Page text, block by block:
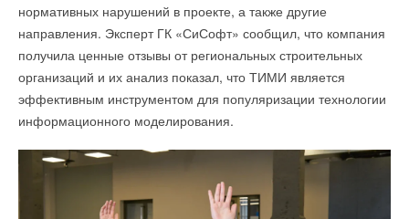
нормативных нарушений в проекте, а также другие
направления. Эксперт ГК «СиСофт» сообщил, что компания
получила ценные отзывы от региональных строительных
организаций и их анализ показал, что ТИМИ является
эффективным инструментом для популяризации технологии
информационного моделирования.